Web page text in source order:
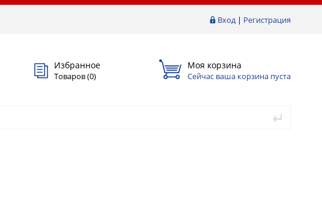
Вход| Регистрация
Избранное
Товаров (0)
Моя корзина
Сейчас ваша корзина пуста